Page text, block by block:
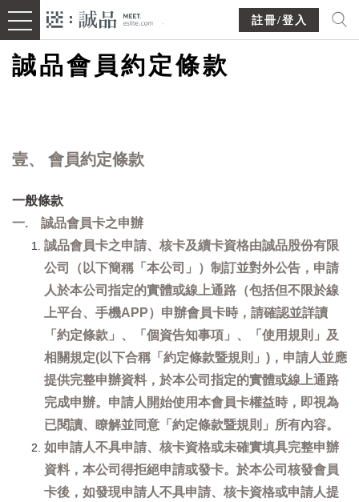
註冊/登入
誠品會員約定條款
壹、 會員約定條款
一般條款
一. 誠品會員卡之申辦
誠品會員卡之申請、核卡及續卡資格由誠品股份有限
公司（以下簡稱「本公司」）制訂並對外公告，申請
人於本公司指定的實體或線上通路（包括但不限於線
上平台、手機APP）申辦會員卡時，請確認並詳讀
「約定條款」、「個資告知事項」、「使用規則」及
相關規定(以下合稱「約定條款暨規則」)，申請人並應
提供完整申辦資料，於本公司指定的實體或線上通路
完成申辦。申請人開始使用本會員卡權益時，即視為
已閱讀、瞭解並同意「約定條款暨規則」所有內容。
如申請人不具申請、核卡資格或未確實填具完整申辦
資料，本公司得拒絕申請或發卡。於本公司核發會員
卡後，如發現申請人不具申請、核卡資格或申請人提